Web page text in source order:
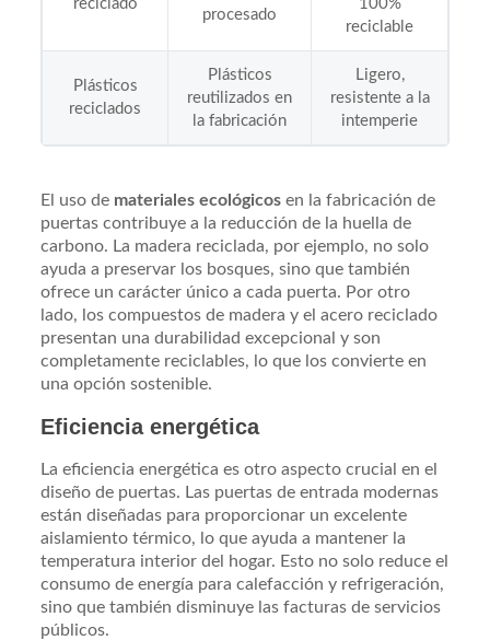
reciclado
procesado
100%
reciclable
Plásticos
reciclados
Plásticos
reutilizados en
la fabricación
Ligero,
resistente a la
intemperie
El uso de materiales ecológicos en la fabricación de
puertas contribuye a la reducción de la huella de
carbono. La madera reciclada, por ejemplo, no solo
ayuda a preservar los bosques, sino que también
ofrece un carácter único a cada puerta. Por otro
lado, los compuestos de madera y el acero reciclado
presentan una durabilidad excepcional y son
completamente reciclables, lo que los convierte en
una opción sostenible.
Eficiencia energética
La eficiencia energética es otro aspecto crucial en el
diseño de puertas. Las puertas de entrada modernas
están diseñadas para proporcionar un excelente
aislamiento térmico, lo que ayuda a mantener la
temperatura interior del hogar. Esto no solo reduce el
consumo de energía para calefacción y refrigeración,
sino que también disminuye las facturas de servicios
públicos.